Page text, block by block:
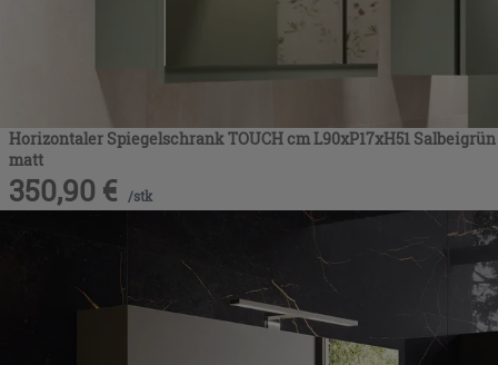
Horizontaler Spiegelschrank TOUCH cm L90xP17xH51 Salbeigrün
matt
350,90 € /stk